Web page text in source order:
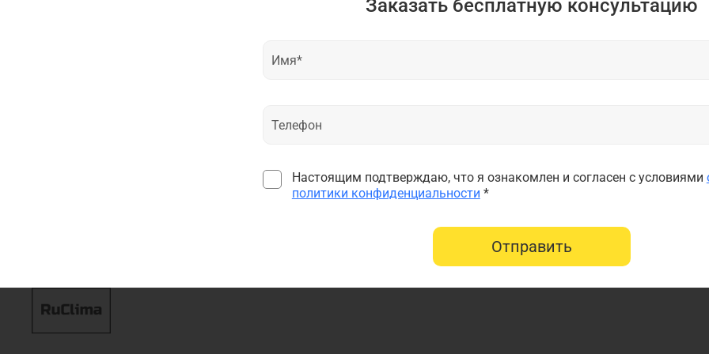
Заказать бесплатную консультацию
Настоящим подтверждаю, что я ознакомлен и согласен с условиями
политики конфиденциальности *
Отправить